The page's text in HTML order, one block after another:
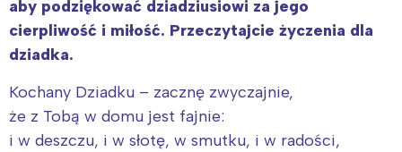
aby podziękować dziadziusiowi za jego
cierpliwość i miłość. Przeczytajcie życzenia dla
dziadka.
Kochany Dziadku – zacznę zwyczajnie,
że z Tobą w domu jest fajnie:
i w deszczu, i w słotę, w smutku, i w radości,